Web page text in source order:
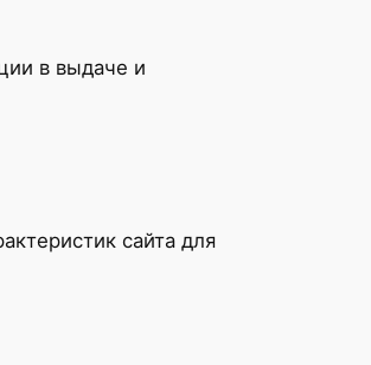
в выдаче и
сайта для